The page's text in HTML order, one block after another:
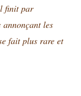
finit par
annonçant les
fait plus rare et